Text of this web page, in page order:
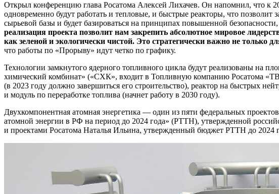
Открыл конференцию глава Росатома Алексей Лихачев. Он напомнил, что к
одновременно будут работать и тепловые, и быстрые реакторы, что
сырьевой базы и будет базироваться на принципах повышенной
реализация проекта позволит нам закрепить абсолютное мировое
как зеленой и экологически чистой. Это стратегически важно не
что работы по «Прорыву» идут четко по графику.
Технологии замкнутого ядерного топливного цикла будут реализованы на
химический комбинат» («СХК», входит в Топливную компанию Росатома
(в 2023 году должно завершиться его строительство), реактор на быстрых
и модуль по переработке топлива (начнет работу в 2030 году).
Двухкомпонентная атомная энергетика — ​один из пяти федеральных
атомной энергии в РФ на период до 2024 года» (РТТН), утвержденной
и проектами Росатома Наталья Ильина, утвержденный бюджет РТТН до 2024